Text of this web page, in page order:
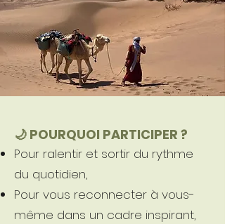
🌙 POURQUOI PARTICIPER ?
Pour ralentir et sortir du rythme
du quotidien,
Pour vous reconnecter à vous-
même dans un cadre inspirant,